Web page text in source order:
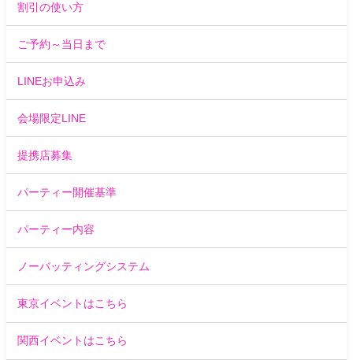
割引の使い方
ご予約～当日まで
LINEお申込み
会場限定LINE
提携店募集
パーティー開催基準
パーティー内容
ノーバッティングシステム
東京イベントはこちら
関西イベントはこちら